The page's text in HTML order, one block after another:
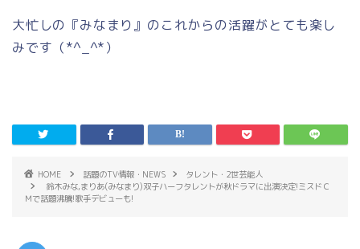
大忙しの『みなまり』のこれからの活躍がとても楽し
みです（*^_^*）
HOME 話題のTV情報・NEWS
タレント・2世芸能人
鈴木みな,まりあ(みなまり)双子ハーフタレントが秋ドラマに出演決定!ミスドＣ
Ｍで話題沸騰!歌手デビューも!